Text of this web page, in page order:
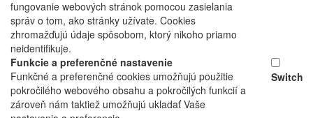
fungovanie webových stránok pomocou zasielania
správ o tom, ako stránky užívate. Cookies
zhromažďujú údaje spôsobom, ktorý nikoho priamo
neidentifikuje.
Funkcie a preferenčné nastavenie
Funkčné a preferenčné cookies umožňujú použitie
pokročilého webového obsahu a pokročilých funkcií a
zároveň nám taktiež umožňujú ukladať Vaše
Switch